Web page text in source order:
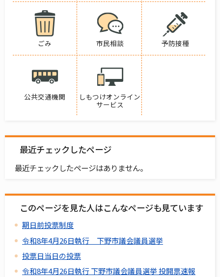
ごみ 市民相談 予防接種
公共交通機関
しもつけオンライン
サービス
最近チェックしたページ
最近チェックしたページはありません。
このページを見た人はこんなページも見ています
期日前投票制度
令和8年4月26日執行 下野市議会議員選挙
投票日当日の投票
令和8年4月26日執行 下野市議会議員選挙 投開票速報